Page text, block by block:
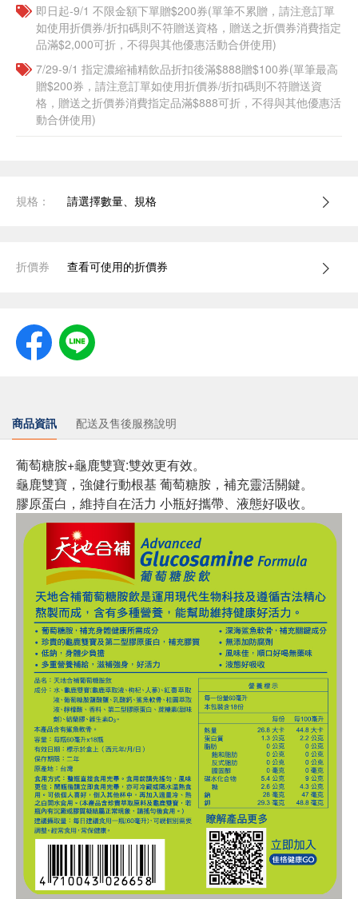
即日起-9/1 不限金額下單贈$200券(單筆不累贈，請注意訂單
如使用折價券/折扣碼則不符贈送資格，贈送之折價券消費指定
品滿$2,000可折，不得與其他優惠活動合併使用)
7/29-9/1 指定濃縮補精飲品​折扣後滿$888贈$100券(單筆最高
贈$200券，請注意訂單如使用折價券/折扣碼則不符贈送資
格，贈送之折價券消費指定品滿$888可折，不得與其他優惠活
動合併使用)
規格： 請選擇數量、規格
折價券 查看可使用的折價券
商品資訊 配送及售後服務說明
葡萄糖胺+龜鹿雙寶:雙效更有效。
龜鹿雙寶，強健行動根基 葡萄糖胺，補充靈活關鍵。
膠原蛋白，維持自在活力 小瓶好攜帶、液態好吸收。